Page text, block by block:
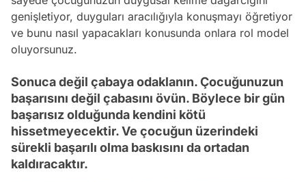
genişletiyor, duyguları aracılığıyla konuşmayı öğretiyor
ve bunu nasıl yapacakları konusunda onlara rol model
oluyorsunuz.
Sonuca değil çabaya odaklanın. Çocuğunuzun
başarısını değil çabasını övün. Böylece bir gün
başarısız olduğunda kendini kötü
hissetmeyecektir. Ve çocuğun üzerindeki
sürekli başarılı olma baskısını da ortadan
kaldıracaktır.